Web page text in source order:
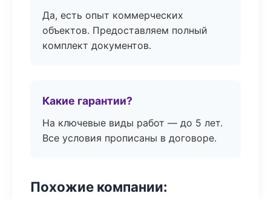
Да, есть опыт коммерческих
объектов. Предоставляем полный
комплект документов.
Какие гарантии?
На ключевые виды работ — до 5 лет.
Все условия прописаны в договоре.
Похожие компании: